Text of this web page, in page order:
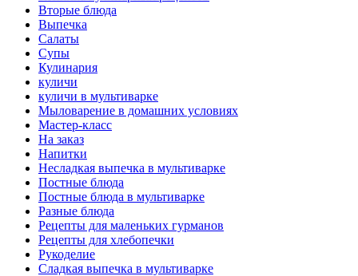
Вторые блюда
Выпечка
Салаты
Супы
Кулинария
куличи
куличи в мультиварке
Мыловарение в домашних условиях
Мастер-класс
На заказ
Напитки
Несладкая выпечка в мультиварке
Постные блюда
Постные блюда в мультиварке
Разные блюда
Рецепты для маленьких гурманов
Рецепты для хлебопечки
Рукоделие
Сладкая выпечка в мультиварке